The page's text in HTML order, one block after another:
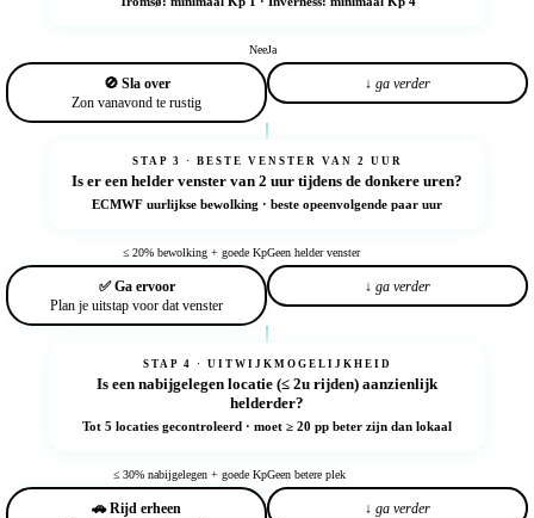
Nee
🚫 Sla over
Zon vanavond te rustig
Ja
↓ ga verder
STAP 3 · BESTE VENSTER VAN 2 UUR
Is er een helder venster van 2 uur tijdens de donkere uren?
ECMWF uurlijkse bewolking · beste opeenvolgende paar uur
≤ 20% bewolking + goede Kp
✅ Ga ervoor
Plan je uitstap voor dat venster
Geen helder venster
↓ ga verder
STAP 4 · UITWIJKMOGELIJKHEID
Is een nabijgelegen locatie (≤ 2u rijden) aanzienlijk
helderder?
Tot 5 locaties gecontroleerd · moet ≥ 20 pp beter zijn dan lokaal
≤ 30% nabijgelegen + goede Kp
🚗 Rijd erheen
Geen betere plek
↓ ga verder